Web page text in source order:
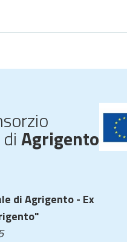
Agrigento
di Agrigento - Ex